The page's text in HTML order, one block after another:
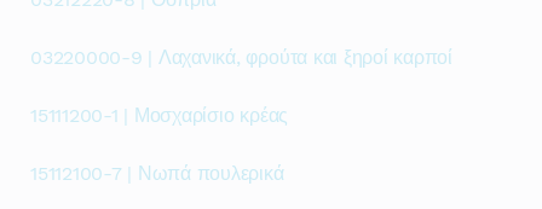
03220000-9 | Λαχανικά, φρούτα και ξηροί καρποί
15111200-1 | Μοσχαρίσιο κρέας
15112100-7 | Νωπά πουλερικά